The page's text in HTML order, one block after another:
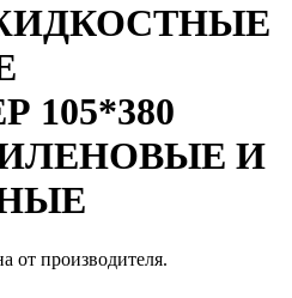
105*380
И
от производителя.